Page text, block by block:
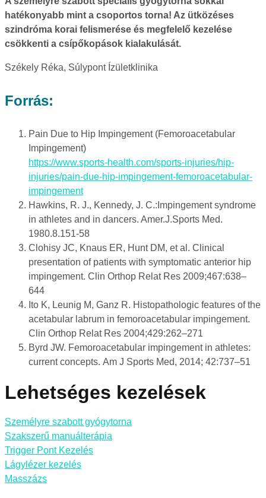
hatékonyabb mint a csoportos torna! Az ütközéses
szindróma korai felismerése és megfelelő kezelése
csökkenti a csípőkopások kialakulását.
Székely Réka, Súlypont Ízületklinika
Forrás:
Pain Due to Hip Impingement (Femoroacetabular
Impingement)
https://www.sports-health.com/sports-injuries/hip-
injuries/pain-due-hip-impingement-femoroacetabular-
impingement
Hawkins, R. J., Kennedy, J. C.:Impingement syndrome
in athletes and in dancers. Amer.J.Sports Med.
1980.8.151-58
Clohisy JC, Knaus ER, Hunt DM, et al. Clinical
presentation of patients with symptomatic anterior hip
impingement. Clin Orthop Relat Res 2009;467:638–
644
Ito K, Leunig M, Ganz R. Histopathologic features of the
acetabular labrum in femoroacetabular impingement.
Clin Orthop Relat Res 2004;429:262–271
Byrd JW. Femoroacetabular impingement in athletes:
current concepts. Am J Sports Med, 2014; 42:737–51
Lehetséges kezelések
Személyre szabott gyógytorna
Szakszerű manuálterápia
Trigger Pont Kezelés
Lágylézer kezelés
Masszázs